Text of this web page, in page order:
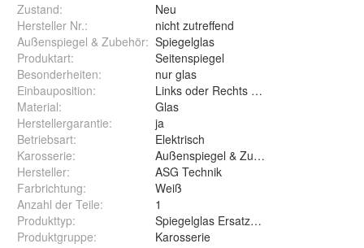
Zustand:
Neu
Hersteller Nr.:
nicht zutreffend
Außenspiegel & Zubehör: Spiegelglas
Produktart:
Seitenspiegel
Besonderheiten:
nur glas
Einbauposition:
Links oder Rechts sphärisch
Material:
Glas
Herstellergarantie:
ja
Betriebsart:
Elektrisch
Karosserie:
Außenspiegel & Zubehör
Hersteller:
ASG Technik
Farbrichtung:
Weiß
Anzahl der Teile:
1
Produkttyp:
Spiegelglas Ersatzglas
Produktgruppe: Karosserie